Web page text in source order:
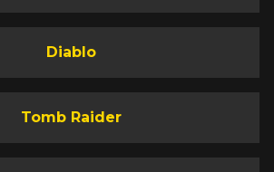
Diablo
Tomb Raider